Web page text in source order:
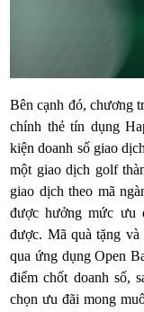
Bên cạnh đó, chương
chính thẻ tín dụng
kiện doanh số giao
một giao dịch golf
giao dịch theo mã
được hưởng mức ưu
được. Mã quà tặng
qua ứng dụng Open
điểm chốt doanh số,
chọn ưu đãi mong